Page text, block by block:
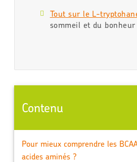
Tout sur le L-
sommeil et du bonheur
Contenu
Pour mieux comprendre les
acides aminés ?